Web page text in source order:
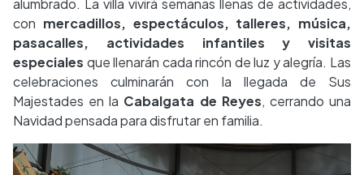
alumbrado. La villa vivirá semanas llenas de actividades,
con mercadillos, espectáculos, talleres, música,
pasacalles, actividades infantiles y visitas
especiales que llenarán cada rincón de luz y alegría. Las
celebraciones culminarán con la llegada de Sus
Majestades en la Cabalgata de Reyes, cerrando una
Navidad pensada para disfrutar en familia.